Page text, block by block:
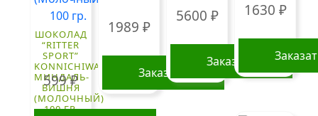
ШОКОЛАД
“RITTER
SPORT”
KONNICHIWA
МИНДАЛЬ-
ВИШНЯ
(МОЛОЧНЫЙ)
100 ГР.
599₽
1989 ₽
Заказать
5600 ₽
Заказать
1630 ₽